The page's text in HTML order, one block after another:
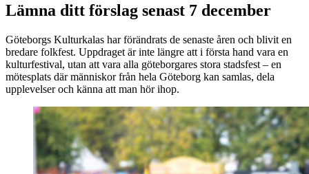
Lämna ditt förslag senast 7 december
Göteborgs Kulturkalas har förändrats de senaste åren och blivit en
bredare folkfest. Uppdraget är inte längre att i första hand vara en
kulturfestival, utan att vara alla göteborgares stora stadsfest – en
mötesplats där människor från hela Göteborg kan samlas, dela
upplevelser och känna att man hör ihop.